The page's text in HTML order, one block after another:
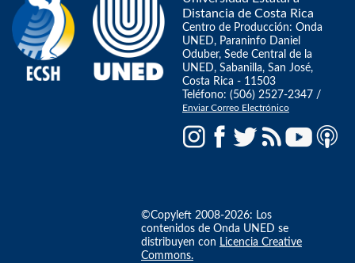
Distancia de Costa Rica
Centro de Producción: Onda
UNED, Paraninfo Daniel
Oduber, Sede Central de la
UNED, Sabanilla, San José,
Costa Rica - 11503
Teléfono: (506) 2527-2347 /
Enviar Correo Electrónico
©Copyleft 2008-2026: Los
contenidos de Onda UNED se
distribuyen con Licencia Creative
Commons.